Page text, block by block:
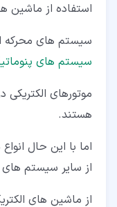
استفاده از ماشین
سیستم های محرکه
سیستم های
موتورهای
هستند.
اما با این حال
از سایر سیستم
از ماشین های